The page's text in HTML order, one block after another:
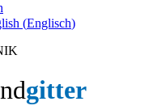
(Englisch)
gitter